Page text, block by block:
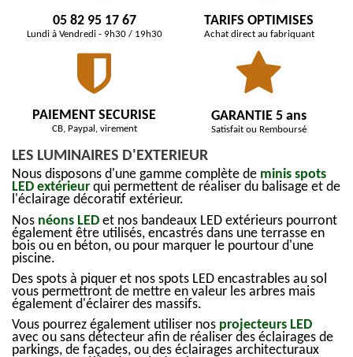
05 82 95 17 67
Lundi à Vendredi - 9h30 / 19h30
TARIFS OPTIMISES
Achat direct au fabriquant
PAIEMENT SECURISE
CB, Paypal, virement
GARANTIE 5 ans
Satisfait ou Remboursé
LES LUMINAIRES D'EXTERIEUR
Nous disposons d'une gamme complète de minis spots
LED extérieur qui permettent de réaliser du balisage et de
l'éclairage décoratif extérieur.
Nos néons LED et nos bandeaux LED extérieurs pourront
également être utilisés, encastrés dans une terrasse en
bois ou en béton, ou pour marquer le pourtour d'une
piscine.
Des spots à piquer et nos spots LED encastrables au sol
vous permettront de mettre en valeur les arbres mais
également d'éclairer des massifs.
Vous pourrez également utiliser nos projecteurs LED
avec ou sans détecteur afin de réaliser des éclairages de
parkings, de façades, ou des éclairages architecturaux